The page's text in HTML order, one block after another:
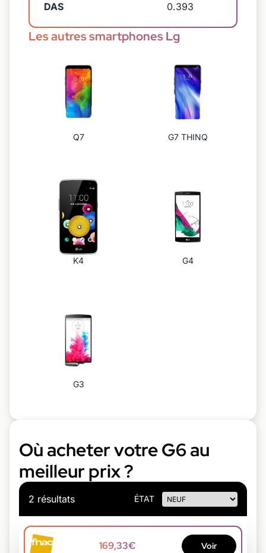
DAS 0.393
Les autres smartphones Lg
Q7 G7 THINQ
K4 G4
G3
Où acheter votre G6 au
meilleur prix ?
2 résultats ÉTAT
169,33€ Voir